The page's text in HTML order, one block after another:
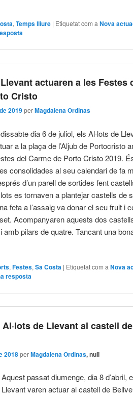
,Temps lliure | Etiquetat com a Nova
actuaren a les Festes
Cristo
2019 perMagdalena Ordinas
dia 6 de juliol, els Al·lots de
a la plaça de l’Aljub de Portocristo
del Carme de Porto Cristo 2019.
consolidades al seu calendari de fa
d’un parell de sortides fent
es tornaven a plantejar castells de
feta a l’assaig va donar el seu fruit i
Acompanyaren aquests dos
amb pilars de quatre. Tancant una
,Festes,Sa Costa | Etiquetat com a Nova
resposta
de Llevant al castell de
2018 perMagdalena Ordinas, null
Aquest passat diumenge, dia 8 d’abril,
Llevant varen actuar al castell de